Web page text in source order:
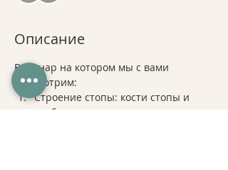
Описание
Вебинар на котором мы с вами
рассмотрим:
Строение стопы: кости стопы и
особенности их строения.